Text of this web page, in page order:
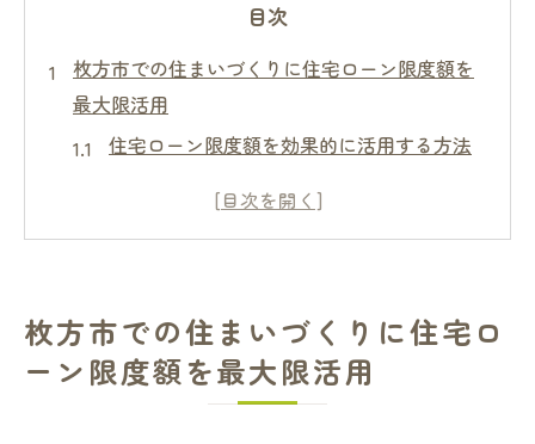
目次
枚方市での住まいづくりに住宅ローン限度額を
最大限活用
住宅ローン限度額を効果的に活用する方法
枚方市の金融機関の特徴を知っておこう
住宅ローンの限度額を最大限にするための
交渉術
枚方市での住まいづくりに住宅ロ
ーン限度額を最大限活用